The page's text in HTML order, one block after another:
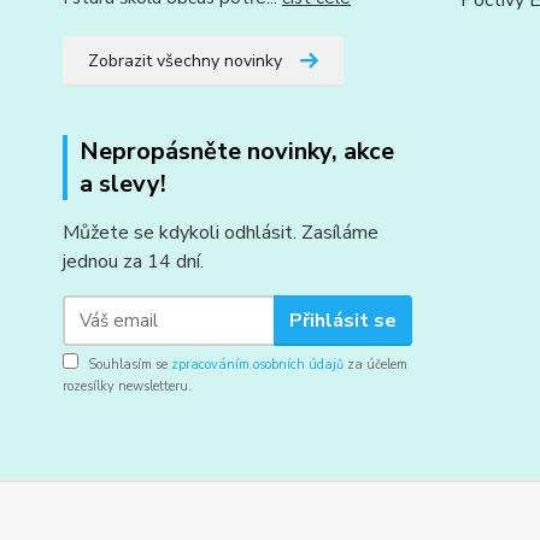
Zobrazit všechny novinky
Nepropásněte novinky, akce
a slevy!
Můžete se kdykoli odhlásit. Zasíláme
jednou za 14 dní.
Přihlásit se
Souhlasím se zpracováním osobních údajů za účelem
rozesílky newsletteru.